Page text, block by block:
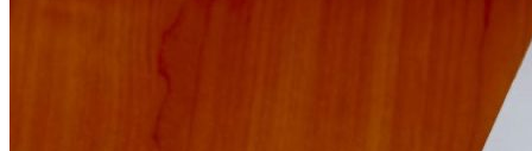
ЭЛЕКТРОННАЯ ИНФОРМАЦИОННО-